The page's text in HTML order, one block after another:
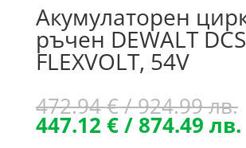
Акумулаторен
ръчен DEWALT
FLEXVOLT, 54V
472.94€/ 924.99 лв.
447.12 €/ 874.49 лв.